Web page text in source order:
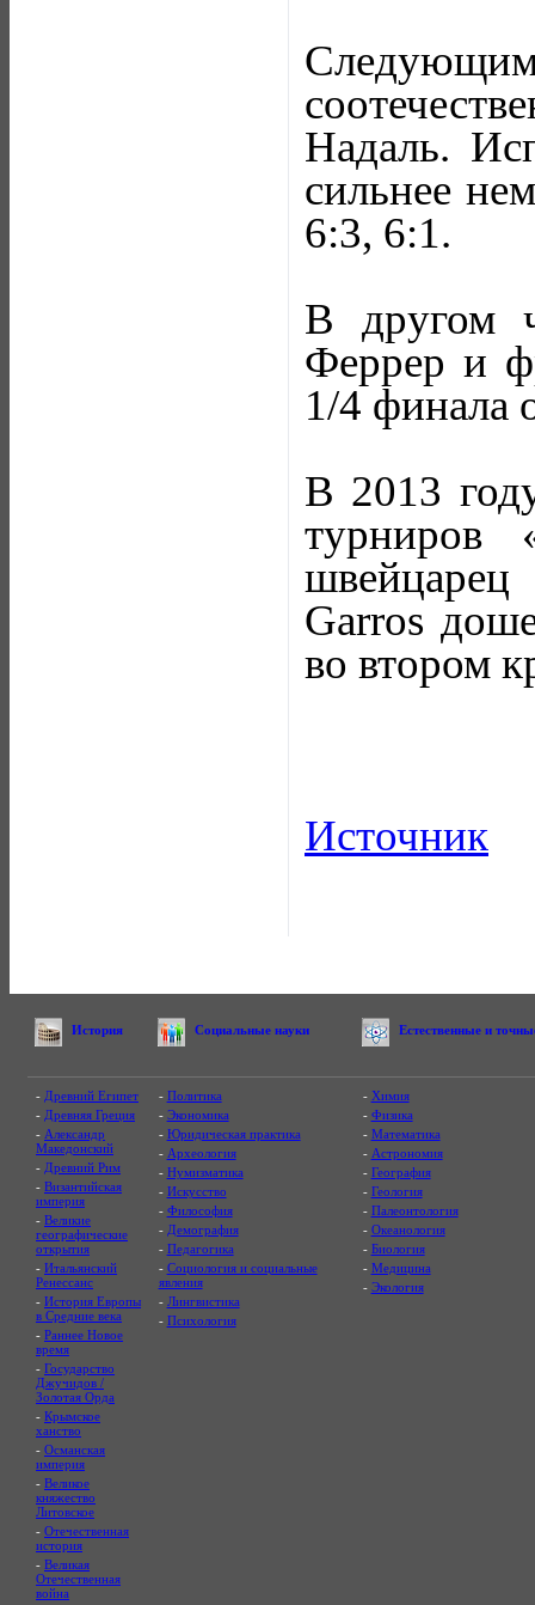
Надаль.
сильнее
6:3, 6:1.
В другом
Феррер и
1/4 финала
В 2013
турниров
Garros
во втором
Источник
История Социальные науки Естественные и
- Древний Египет
- Древняя Греция
- Александр
Македонский
- Древний Рим
- Византийская
империя
- Великие
географические
открытия
- Итальянский
Ренессанс
- История Европы
в Средние века
- Раннее Новое
время
- Государство
Джучидов /
Золотая Орда
- Крымское
ханство
- Османская
империя
- Великое
княжество
Литовское
- Отечественная
история
- Великая
Отечественная
война
- Политика
- Экономика
- Юридическая практика
- Археология
- Нумизматика
- Искусство
- Философия
- Демография
- Педагогика
- Социология и социальные
явления
- Лингвистика
- Психология
- Химия
- Физика
- Математика
- Астрономия
- География
- Геология
- Палеонтология
- Океанология
- Биология
- Медицина
- Экология